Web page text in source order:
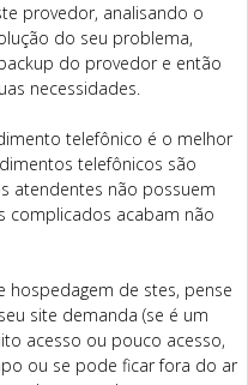
provedor, analisando o
do seu problema,
do provedor e então
necessidades.
telefônico é o melhor
telefônicos são
atendentes não possuem
complicados acabam não
hospedagem de stes, pense
site demanda (se é um
acesso ou pouco acesso,
ou se pode ficar fora do ar